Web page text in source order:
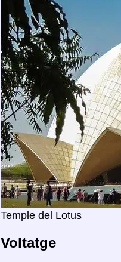
Temple del Lotus
Voltatge